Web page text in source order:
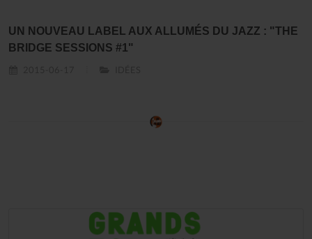
UN NOUVEAU LABEL AUX ALLUMÉS DU JAZZ : "THE
BRIDGE SESSIONS #1"